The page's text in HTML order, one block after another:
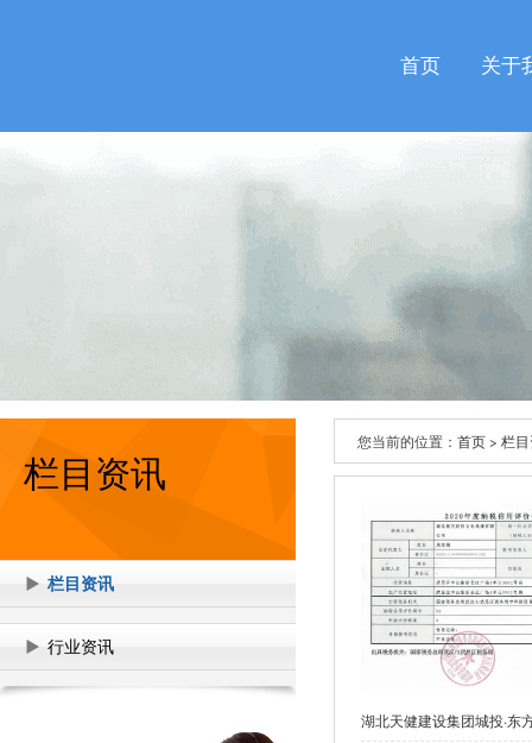
首页 关于
栏目资讯
栏目资讯
行业资讯
您当前的位置： 首页> 栏
湖北天健建设集团城投·东